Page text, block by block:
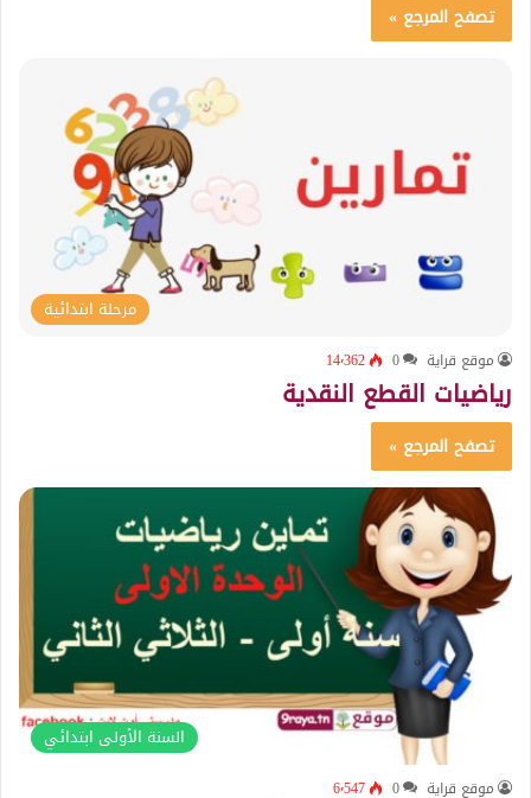
تصفح المرجع »
مرحلة ابتدائية
موقع قراية 0 14٬362
رياضيات القطع النقدية
تصفح المرجع »
السنة الأولى ابتدائي
موقع قراية 0 6٬547